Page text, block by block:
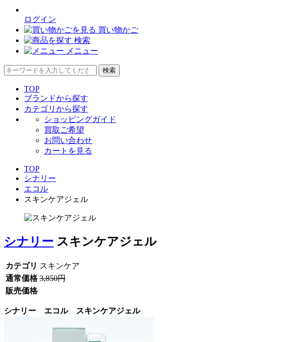
ログイン
買い物かご
検索
メニュー
検索
TOP
ブランドから探す
カテゴリから探す
ショッピングガイド
買取ご希望
お問い合わせ
カートを見る
TOP
シナリー
エコル
スキンケアジェル
シナリー スキンケアジェル
カテゴリ スキンケア
通常価格 3,850円
販売価格
シナリー エコル スキンケアジェル